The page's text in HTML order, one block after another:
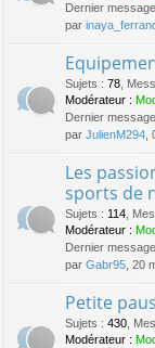
Dernier
par
Sujets : 78
Modérateur :
Dernier
par JulienM294
Les
sports de
Sujets : 114
Modérateur :
Dernier
par Gabr95 , 20
Petite
Sujets : 430
Modérateur :